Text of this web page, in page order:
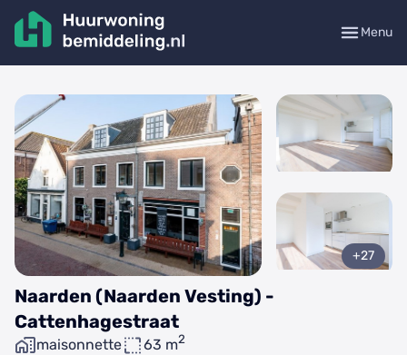
Menu
Naarden (Naarden Vesting) -
Cattenhagestraat
maisonnette 63 m2
+27